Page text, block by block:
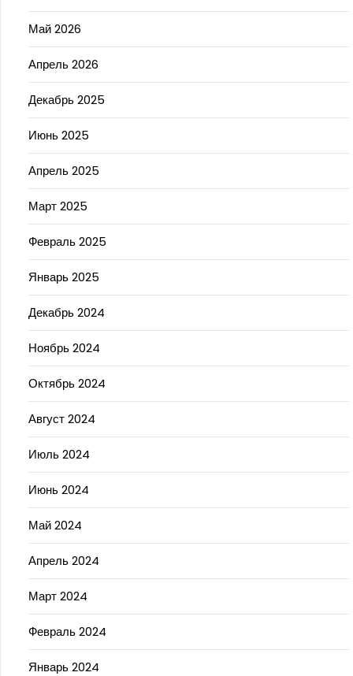
Май 2026
Апрель 2026
Декабрь 2025
Июнь 2025
Апрель 2025
Март 2025
Февраль 2025
Январь 2025
Декабрь 2024
Ноябрь 2024
Октябрь 2024
Август 2024
Июль 2024
Июнь 2024
Май 2024
Апрель 2024
Март 2024
Февраль 2024
Январь 2024